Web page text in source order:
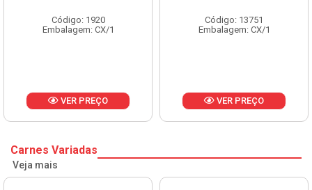
Código: 1920
Embalagem: CX/1
VER PREÇO
Código: 13751
Embalagem: CX/1
VER PREÇO
Carnes Variadas
Veja mais